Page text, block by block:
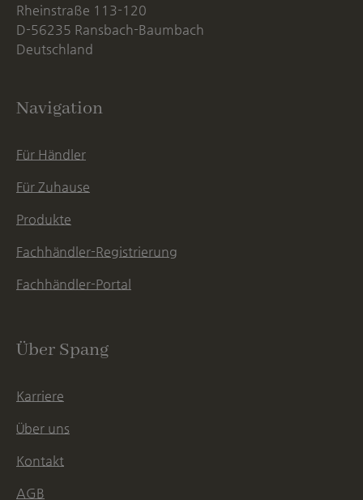
Rheinstraße 113-120
D-56235 Ransbach-Baumbach
Deutschland
Navigation
Für Händler
Für Zuhause
Produkte
Fachhändler-Registrierung
Fachhändler-Portal
Über Spang
Karriere
Über uns
Kontakt
AGB